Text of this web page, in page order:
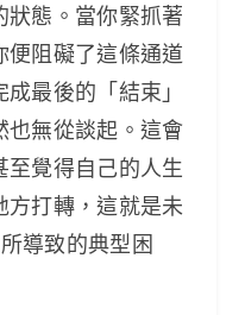
態。當你緊抓著
阻礙了這條通道
最後的「結束」
無從談起。這會
覺得自己的人生
方打轉，這就是未
導致的典型困